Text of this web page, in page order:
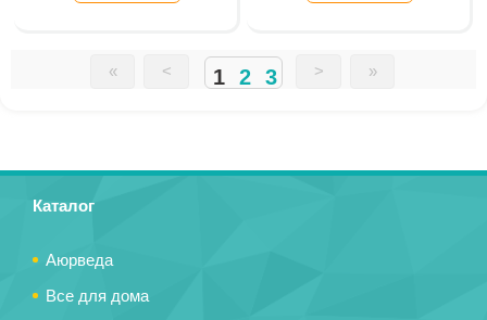
« < 1 2 3 > »
Каталог
Аюрведа
Все для дома